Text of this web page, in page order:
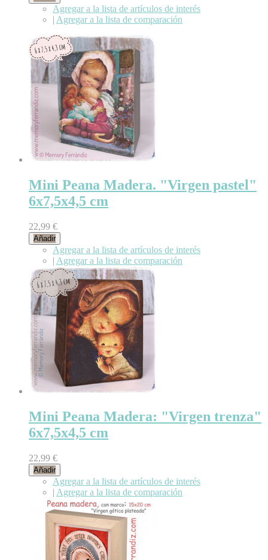
Agregar a la lista de artículos de interés
| Agregar a la lista de comparación
Mini Peana Madera. "Virgen pastel"
6x7,5x4,5 cm
22,99 €
Añadir
Agregar a la lista de artículos de interés
| Agregar a la lista de comparación
Mini Peana Madera: "Virgen trenza"
6x7,5x4,5 cm
22,99 €
Añadir
Agregar a la lista de artículos de interés
| Agregar a la lista de comparación